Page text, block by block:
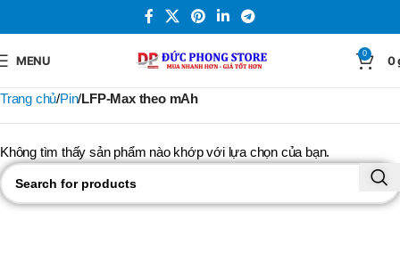
MENU 0 0
Trang chủ Pin LFP-Max theo mAh
Không tìm thấy sản phẩm nào khớp với lựa chọn của bạn.